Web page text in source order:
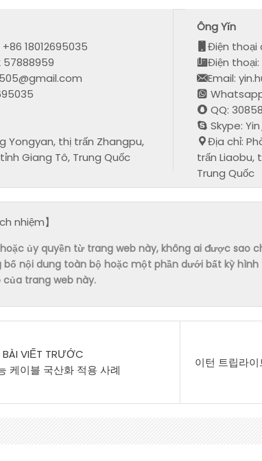
18012695035
57888959
Yongyan, thị trấn Zhangpu,
Giang Tô, Trung Quốc
Ông Yǐn
Điện thoại
Điện thoại:
Email:
QQ:
Skype:
Địa chỉ:
trấn Liaobu,
Trung Quốc
nhiệm】
ủy quyền từ trang web này, không ai được sao
nội dung toàn bộ hoặc một phần dưới bất kỳ
trang web này.
BÀI VIẾT TRƯỚC
케이블 국산화 적용 사례
이턴 트립라